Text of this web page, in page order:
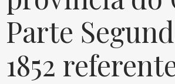
Parte
1852